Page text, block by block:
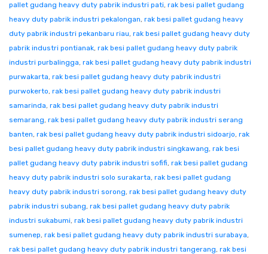
pallet gudang heavy duty pabrik industri pati, rak besi pallet gudang
heavy duty pabrik industri pekalongan, rak besi pallet gudang heavy
duty pabrik industri pekanbaru riau, rak besi pallet gudang heavy duty
pabrik industri pontianak, rak besi pallet gudang heavy duty pabrik
industri purbalingga, rak besi pallet gudang heavy duty pabrik industri
purwakarta, rak besi pallet gudang heavy duty pabrik industri
purwokerto, rak besi pallet gudang heavy duty pabrik industri
samarinda, rak besi pallet gudang heavy duty pabrik industri
semarang, rak besi pallet gudang heavy duty pabrik industri serang
banten, rak besi pallet gudang heavy duty pabrik industri sidoarjo, rak
besi pallet gudang heavy duty pabrik industri singkawang, rak besi
pallet gudang heavy duty pabrik industri sofifi, rak besi pallet gudang
heavy duty pabrik industri solo surakarta, rak besi pallet gudang
heavy duty pabrik industri sorong, rak besi pallet gudang heavy duty
pabrik industri subang, rak besi pallet gudang heavy duty pabrik
industri sukabumi, rak besi pallet gudang heavy duty pabrik industri
sumenep, rak besi pallet gudang heavy duty pabrik industri surabaya,
rak besi pallet gudang heavy duty pabrik industri tangerang, rak besi